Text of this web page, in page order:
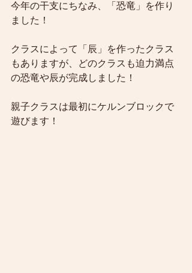
今年の干支にちなみ、「恐竜」を作り
ました！
クラスによって「辰」を作ったクラス
もありますが、どのクラスも迫力満点
の恐竜や辰が完成しました！
親子クラスは最初にケルンブロックで
遊びます！